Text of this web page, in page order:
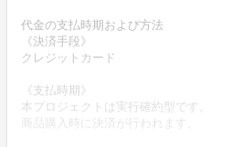
代金の支払時期および方法
《決済手段》
クレジットカード
《支払時期》
本プロジェクトは実行確約型です。
商品購入時に決済が行われます。